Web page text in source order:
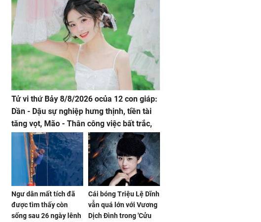
Tử vi thứ Bảy 8/8/2026 ocủa 12 con giáp:
Dần - Dậu sự nghiệp hưng thịnh, tiền tài
tăng vọt, Mão - Thân công việc bất trắc,
tiền mất tật mang
Ngư dân mất tích đã
được tìm thấy còn
sống sau 26 ngày lênh
Cái bóng Triệu Lệ Dĩnh
vẫn quá lớn với Vương
Dịch Đình trong 'Cửu